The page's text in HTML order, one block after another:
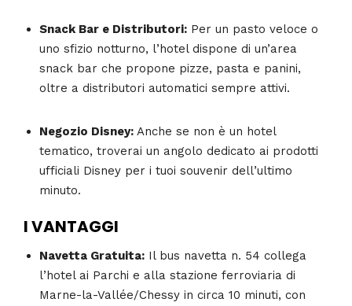
Snack Bar e Distributori: Per un pasto veloce o
uno sfizio notturno, l’hotel dispone di un’area
snack bar che propone pizze, pasta e panini,
oltre a distributori automatici sempre attivi.
Negozio Disney: Anche se non è un hotel
tematico, troverai un angolo dedicato ai prodotti
ufficiali Disney per i tuoi souvenir dell’ultimo
minuto.
I VANTAGGI
Navetta Gratuita: Il bus navetta n. 54 collega
l’hotel ai Parchi e alla stazione ferroviaria di
Marne-la-Vallée/Chessy in circa 10 minuti, con